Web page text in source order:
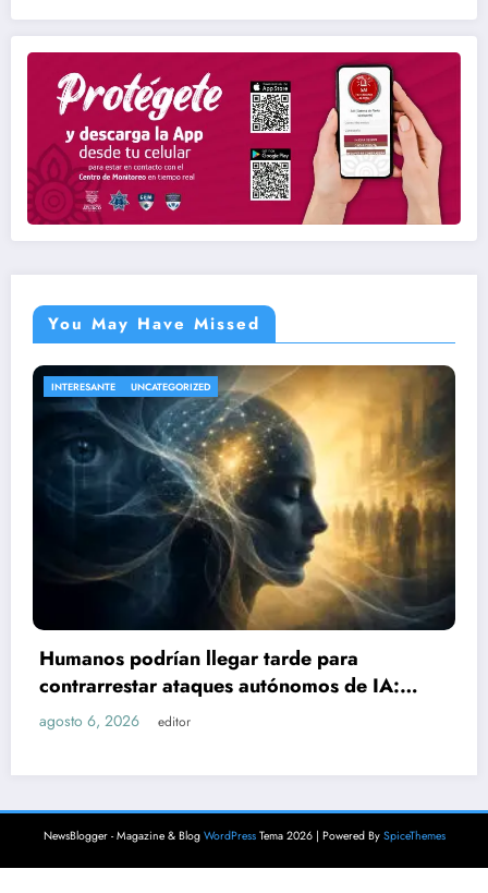
You May Have Missed
NACIONAL UNCATEGORIZED
Sube a 21 el número de lesionados tras
explosión de pipa de gas en Cuernavaca
agosto 6, 2026 editor
NewsBlogger - Magazine & BlogWordPressTema 2026 | Powered BySpiceThemes